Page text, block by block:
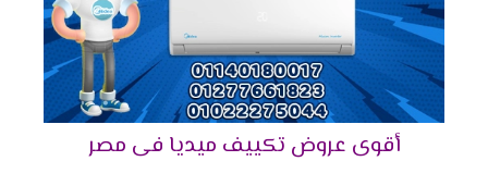
اختار الجهاز اللى هيخليك تستمتع بوقتك دون ازعاج أو
ضوضاء ولأن راحة العميل تهمنا تم توفير مكيف ميديا
مزود بخاصية التشغيل الصامت التى تعمل على كتم
صوت الكمبريسور ليتم تشغيله فى هدوء ونستمتع
بكل الإمكانيات الموجودة فى الجهاز .
أقوى عروض تكييف ميديا فى مصر